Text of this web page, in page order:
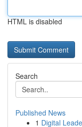
HTML is disabled
Search
Published News
1 Digital